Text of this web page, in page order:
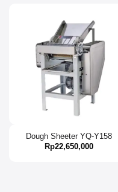
Dough Sheeter YQ-Y158
Rp22,650,000